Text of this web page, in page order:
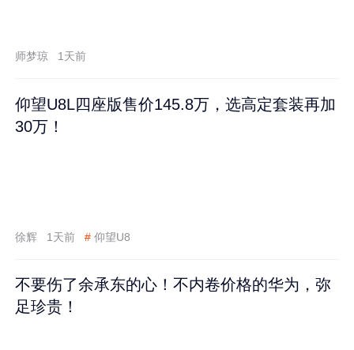
师梦琼 1天前
仰望U8L四座版售价145.8万，选高定套装再加
30万！
徐辉 1天前 # 仰望U8
不要伤了余承东的心！不内卷价格的华为，弥
足珍贵！